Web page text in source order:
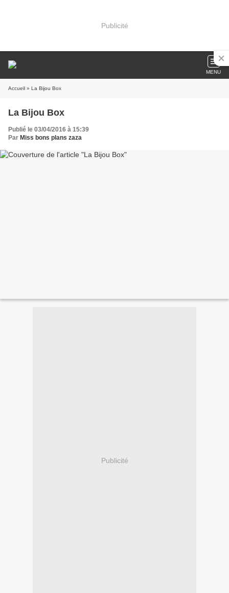
Publicité
MENU
Accueil » La Bijou Box
La Bijou Box
Publié le 03/04/2016 à 15:39
Par Miss bons plans zaza
Publicité